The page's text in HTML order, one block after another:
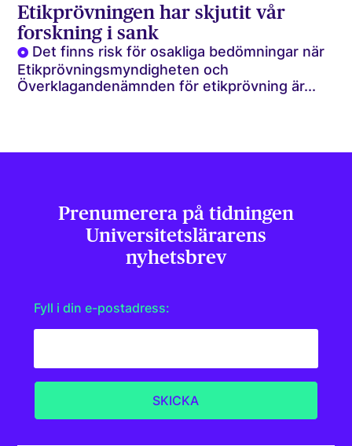
Etikprövningen har skjutit vår
forskning i sank
Det finns risk för osakliga bedömningar när
Etikprövnings­myndigheten och
Överklagandenämnden för etikprövning är...
Prenumerera på tidningen
Universitets­lärarens
nyhetsbrev
Fyll i din e-postadress: